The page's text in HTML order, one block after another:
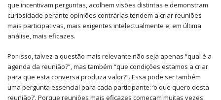
que incentivam perguntas, acolhem visões distintas e demonstram
curiosidade perante opiniões contrárias tendem a criar reuniões
mais participativas, mais exigentes intelectualmente e, em última
análise, mais eficazes.
Por isso, talvez a questão mais relevante não seja apenas “qual é a
agenda da reunião?”, mas também “que condições estamos a criar
para que esta conversa produza valor?”. Essa pode ser também
uma pergunta essencial para cada participante: ‘o que quero desta
reunião?’. Porque reuniões mais eficazes começam muitas vezes